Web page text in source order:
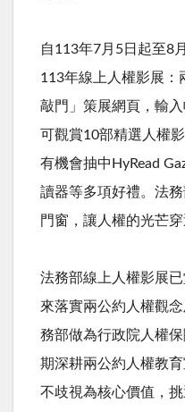
自113年7月5日起至8
113年線上人權影展
敲門」策展網頁，輸入
可觀賞10部精選人權
有機會抽中HyRead
讀器等多項好禮。法
門窗，讓人權的光芒
法務部線上人權影展
來落實兩公約人權觀
務部做為行政院人權
期深耕兩公約人權教
不歧視為核心價值，